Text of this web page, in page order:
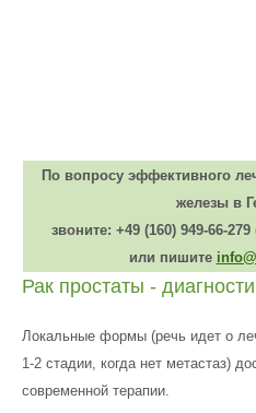
По вопросу эффективного
железы в
звоните: +49 (160) 949-66-279
или пишите
Рак простаты -
Локальные формы (речь идет о
1-2 стадии, когда нет метастаз)
современной терапии.